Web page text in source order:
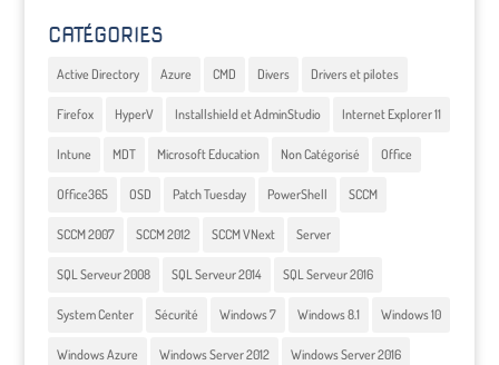
CATÉGORIES
Active Directory Azure CMD Divers Drivers et pilotes
Firefox HyperV Installshield et AdminStudio Internet Explorer 11
Intune MDT Microsoft Education Non Catégorisé Office
Office365 OSD Patch Tuesday PowerShell SCCM
SCCM 2007 SCCM 2012 SCCM VNext Server
SQL Serveur 2008 SQL Serveur 2014 SQL Serveur 2016
System Center Sécurité Windows 7 Windows 8.1 Windows 10
Windows Azure Windows Server 2012 Windows Server 2016